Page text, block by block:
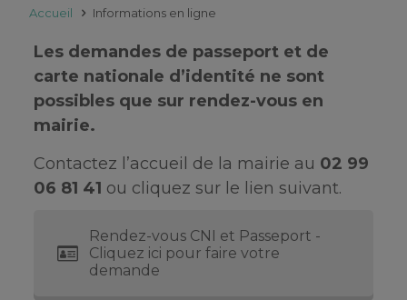
Accueil Informations en ligne
Les demandes de passeport et de
carte nationale d’identité ne sont
possibles que sur rendez-vous en
mairie.
Contactez l’accueil de la mairie au 02 99
06 81 41 ou cliquez sur le lien suivant.
Rendez-vous CNI et Passeport -
Cliquez ici pour faire votre
demande